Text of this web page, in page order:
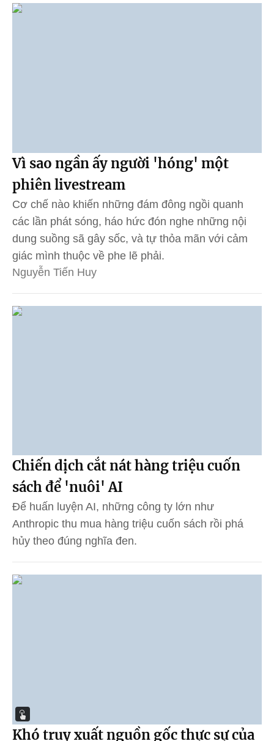
Vì sao ngần ấy người 'hóng' một
phiên livestream
Cơ chế nào khiến những đám đông ngồi quanh
các lần phát sóng, háo hức đón nghe những nội
dung suồng sã gây sốc, và tự thỏa mãn với cảm
giác mình thuộc về phe lẽ phải.
Nguyễn Tiến Huy
Chiến dịch cắt nát hàng triệu cuốn
sách để 'nuôi' AI
Để huấn luyện AI, những công ty lớn như
Anthropic thu mua hàng triệu cuốn sách rồi phá
hủy theo đúng nghĩa đen.
Khó truy xuất nguồn gốc thực sự của